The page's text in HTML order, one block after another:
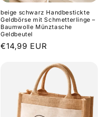
beige schwarz Handbestickte
Geldbörse mit Schmetterlinge –
Baumwolle Münztasche
Geldbeutel
Regular
€14,99 EUR